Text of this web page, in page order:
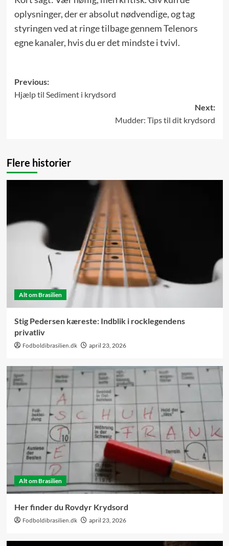
oplysninger, der er absolut nødvendige, og tag
styringen ved at ringe tilbage gennem Telenors
egne kanaler, hvis du er det mindste i tvivl.
Post
navigation
Previous:
Hjælp til Sediment i krydsord
Next:
Mudder: Tips til dit krydsord
Flere historier
Alt om Brasilien
Stig Pedersen kæreste: Indblik i rocklegendens
privatliv
Fodboldibrasilien.dk april 23, 2026
Alt om Brasilien
Her finder du Rovdyr Krydsord
Fodboldibrasilien.dk april 23, 2026